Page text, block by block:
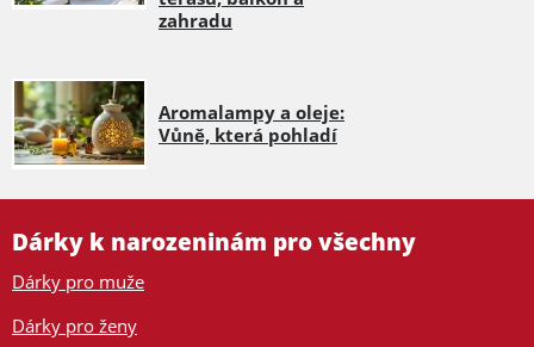
zahradu
Aromalampy a oleje:
Vůně, která pohladí
Dárky k narozeninám pro všechny
Dárky pro muže
Dárky pro ženy